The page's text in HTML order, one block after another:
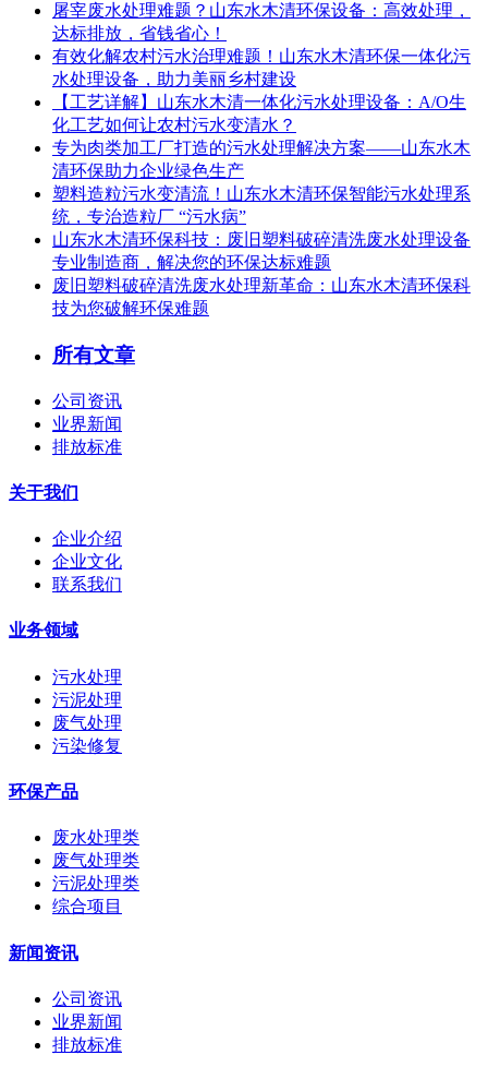
屠宰废水处理难题？山东水木清环保设备：高效处理，
达标排放，省钱省心！
有效化解农村污水治理难题！山东水木清环保一体化污
水处理设备，助力美丽乡村建设
【工艺详解】山东水木清一体化污水处理设备：A/O生
化工艺如何让农村污水变清水？
专为肉类加工厂打造的污水处理解决方案——山东水木
清环保助力企业绿色生产
塑料造粒污水变清流！山东水木清环保智能污水处理系
统，专治造粒厂 “污水病”
山东水木清环保科技：废旧塑料破碎清洗废水处理设备
专业制造商，解决您的环保达标难题
废旧塑料破碎清洗废水处理新革命：山东水木清环保科
技为您破解环保难题
所有文章
公司资讯
业界新闻
排放标准
关于我们
企业介绍
企业文化
联系我们
业务领域
污水处理
污泥处理
废气处理
污染修复
环保产品
废水处理类
废气处理类
污泥处理类
综合项目
新闻资讯
公司资讯
业界新闻
排放标准